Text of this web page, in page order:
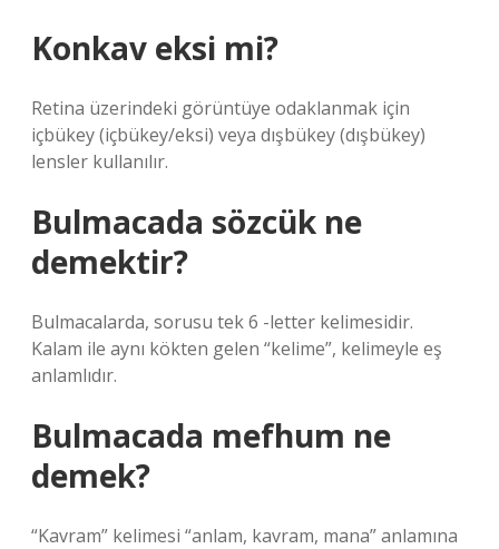
Konkav eksi mi?
Retina üzerindeki görüntüye odaklanmak için
içbükey (içbükey/eksi) veya dışbükey (dışbükey)
lensler kullanılır.
Bulmacada sözcük ne
demektir?
Bulmacalarda, sorusu tek 6 -letter kelimesidir.
Kalam ile aynı kökten gelen “kelime”, kelimeyle eş
anlamlıdır.
Bulmacada mefhum ne
demek?
“Kavram” kelimesi “anlam, kavram, mana” anlamına